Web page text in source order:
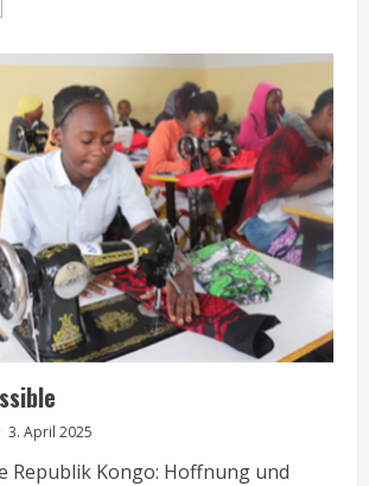
3. April 2025
Republik Kongo: Hoffnung und